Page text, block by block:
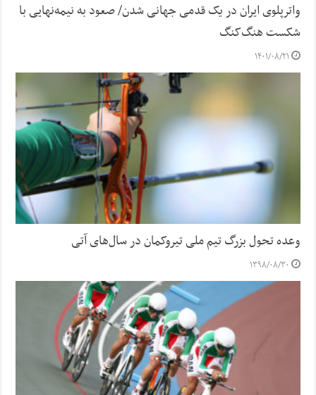
واترپلوی ایران در یک قدمی جهانی شدن/ صعود به نیمه‌نهایی با
شکست هنگ‌کنگ
۱۴۰۱/۰۸/۲۱
وعده تحول بزرگ تیم ملی تیروکمان در سال‌های آتی
۱۳۹۸/۰۸/۳۰